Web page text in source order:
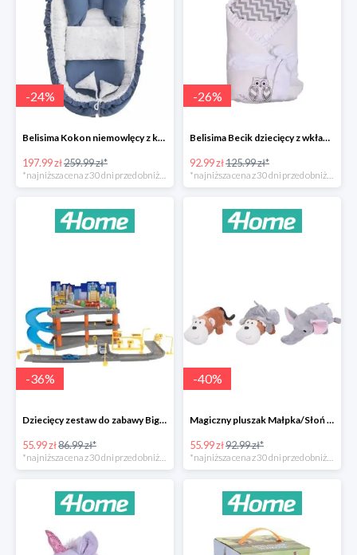
-24%
Belisima Kokon niemowlęcy z kołderką Angel Baby-23%
197.99 zł259.99 zł*
-26%
Belisima Becik dziecięcy z wkładem kokosowym Inteligentna sówka -26%
92.99 zł125.99 zł*
-36%
Dziecięcy zestaw do zabawy Big garage -36%
55.99 zł86.99 zł*
*najniższa cena z 30 dni przed obniżką
-40%
Magiczny pluszak Małpka/Słoń -40%
55.99 zł92.99 zł*
*najniższa cena z 30 dni przed obniżką